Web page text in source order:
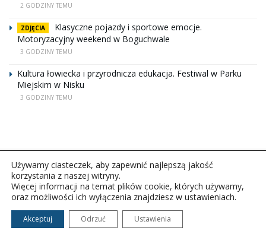
2 GODZINY TEMU
ZDJĘCIA
Klasyczne pojazdy i sportowe emocje.
Motoryzacyjny weekend w Boguchwale
3 GODZINY TEMU
Kultura łowiecka i przyrodnicza edukacja. Festiwal w Parku
Miejskim w Nisku
3 GODZINY TEMU
Copyright © 2026Polskie Radio Rzeszów S.A. w likwidacj.
Wszelkie prawa zastrzeżone.
Używamy ciasteczek, aby zapewnić najlepszą jakość
korzystania z naszej witryny.
Więcej informacji na temat plików cookie, których używamy,
oraz możliwości ich wyłączenia znajdziesz w ustawieniach.
Akceptuj Odrzuć Ustawienia